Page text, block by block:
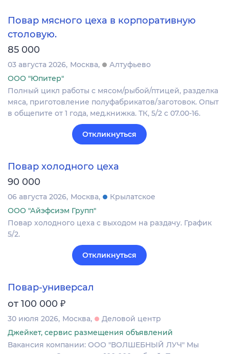
Повар мясного цеха в корпоративную
столовую.
85 000
03 августа 2026 Москва
Алтуфьево
ООО "Юпитер"
Полный цикл работы с мясом/рыбой/птицей, разделка
мяса, приготовление полуфабрикатов/заготовок. Опыт
в общепите от 1 года, мед.книжка. ТК, 5/2 с 07.00-16.
Откликнуться
Повар холодного цеха
90 000
06 августа 2026 Москва
Крылатское
ООО "Айэфсиэм Групп"
Повар холодного цеха с выходом на раздачу. График
5/2.
Откликнуться
Повар-универсал
от 100 000 ₽
30 июля 2026 Москва
Деловой центр
Джейкет, сервис размещения объявлений
Вакансия компании: ООО "ВОЛШЕБНЫЙ ЛУЧ" Мы